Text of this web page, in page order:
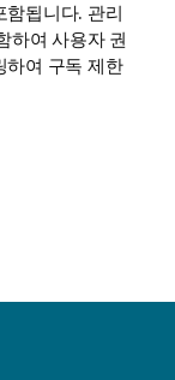
함됩니다. 관리
하여 사용자 권
하여 구독 제한